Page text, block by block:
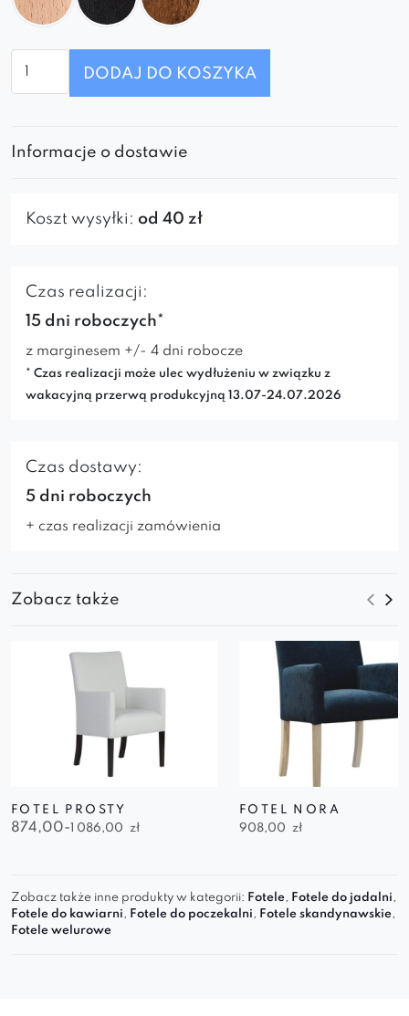
Fotel
guzikami
DODAJ DO KOSZYKA
Informacje o dostawie
Koszt wysyłki: od 40 zł
Czas realizacji:
15 dni roboczych*
z marginesem +/- 4 dni robocze
* Czas realizacji może ulec wydłużeniu w związku z
wakacyjną przerwą produkcyjną 13.07-24.07.2026
Czas dostawy:
5 dni roboczych
+ czas realizacji zamówienia
Zobacz także
FOTEL PROSTY
874,00-1 086,00 zł
FOTEL NORA
908,00
zł
Zobacz także inne produkty w kategorii: Fotele, Fotele do jadalni,
Fotele do kawiarni, Fotele do poczekalni, Fotele skandynawskie,
Fotele welurowe